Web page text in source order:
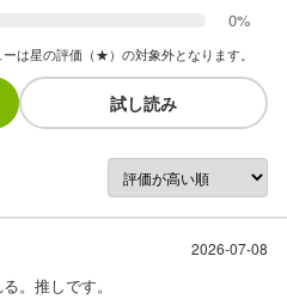
0%
は星の評価（★）の対象外となります。
試し読み
2026-07-08
。推しです。